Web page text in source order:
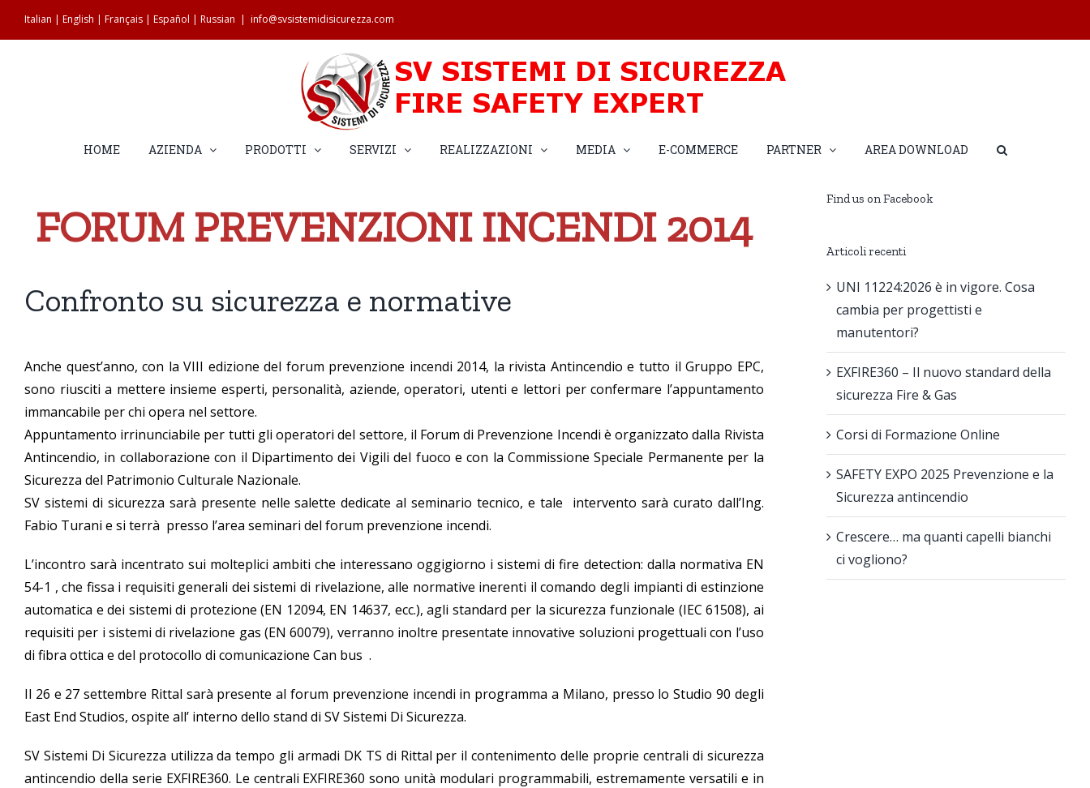
Italian | English | Français | Español | Russian | info@svsistemidisicurezza.com
HOME AZIENDA PRODOTTI SERVIZI REALIZZAZIONI MEDIA E-COMMERCE PARTNER AREA DOWNLOAD
FORUM PREVENZIONI INCENDI 2014
Confronto su sicurezza e normative
Anche quest’anno, con la VIII edizione del forum prevenzione incendi 2014, la rivista Antincendio e tutto il Gruppo EPC,
sono riusciti a mettere insieme esperti, personalità, aziende, operatori, utenti e lettori per confermare l’appuntamento
immancabile per chi opera nel settore.
Appuntamento irrinunciabile per tutti gli operatori del settore, il Forum di Prevenzione Incendi è organizzato dalla Rivista
Antincendio, in collaborazione con il Dipartimento dei Vigili del fuoco e con la Commissione Speciale Permanente per la
Sicurezza del Patrimonio Culturale Nazionale.
SV sistemi di sicurezza sarà presente nelle salette dedicate al seminario tecnico, e tale intervento sarà curato dall’Ing.
Fabio Turani e si terrà presso l’area seminari del forum prevenzione incendi.
L’incontro sarà incentrato sui molteplici ambiti che interessano oggigiorno i sistemi di fire detection: dalla normativa EN
54-1 , che fissa i requisiti generali dei sistemi di rivelazione, alle normative inerenti il comando degli impianti di estinzione
automatica e dei sistemi di protezione (EN 12094, EN 14637, ecc.), agli standard per la sicurezza funzionale (IEC 61508), ai
requisiti per i sistemi di rivelazione gas (EN 60079), verranno inoltre presentate innovative soluzioni progettuali con l’uso
di fibra ottica e del protocollo di comunicazione Can bus .
Il 26 e 27 settembre Rittal sarà presente al forum prevenzione incendi in programma a Milano, presso lo Studio 90 degli
East End Studios, ospite all’ interno dello stand di SV Sistemi Di Sicurezza.
SV Sistemi Di Sicurezza utilizza da tempo gli armadi DK TS di Rittal per il contenimento delle proprie centrali di sicurezza
antincendio della serie EXFIRE360. Le centrali EXFIRE360 sono unità modulari programmabili, estremamente versatili e in
Find us on Facebook
Articoli recenti
UNI 11224:2026 è in vigore. Cosa
cambia per progettisti e
manutentori?
EXFIRE360 – Il nuovo standard della
sicurezza Fire & Gas
Corsi di Formazione Online
SAFETY EXPO 2025 Prevenzione e la
Sicurezza antincendio
Crescere… ma quanti capelli bianchi
ci vogliono?